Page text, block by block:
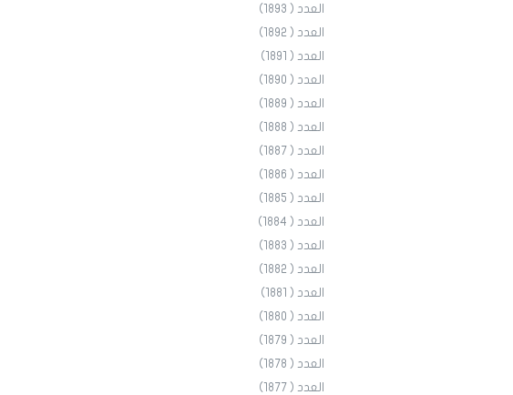
العدد ( 1893)
العدد ( 1892)
العدد ( 1891)
العدد ( 1890)
العدد ( 1889)
العدد ( 1888)
العدد ( 1887)
العدد ( 1886)
العدد ( 1885)
العدد ( 1884)
العدد ( 1883)
العدد ( 1882)
العدد ( 1881)
العدد ( 1880)
العدد ( 1879)
العدد ( 1878)
العدد ( 1877)